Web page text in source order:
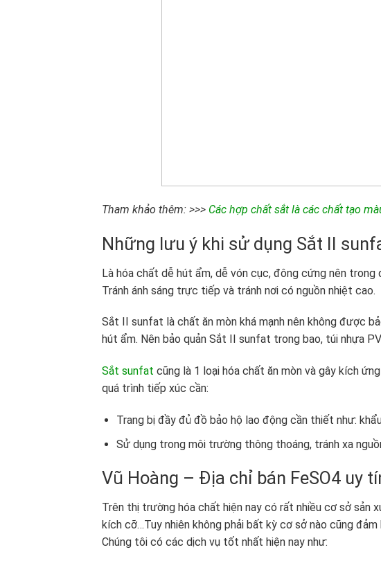
Tham khảo thêm: >>> Các hợp chất sắt là các chất tạo
Những lưu ý khi sử dụng Sắt II
Là hóa chất dễ hút ẩm, dễ vón cục, đông cứng nên trong
Tránh ánh sáng trực tiếp và tránh nơi có nguồn nhiệt cao.
Sắt II sunfat là chất ăn mòn khá mạnh nên không được
hút ẩm. Nên bảo quản Sắt II sunfat trong bao, túi nhựa
Sắt sunfat cũng là 1 loại hóa chất ăn mòn và gây kích
quá trình tiếp xúc cần:
Trang bị đầy đủ đồ bảo hộ lao động cần thiết như:
Sử dụng trong môi trường thông thoáng, tránh xa
Vũ Hoàng – Địa chỉ bán FeSO4 uy
Trên thị trường hóa chất hiện nay có rất nhiều cơ sở sản
kích cỡ…Tuy nhiên không phải bất kỳ cơ sở nào cũng
Chúng tôi có các dịch vụ tốt nhất hiện nay như: